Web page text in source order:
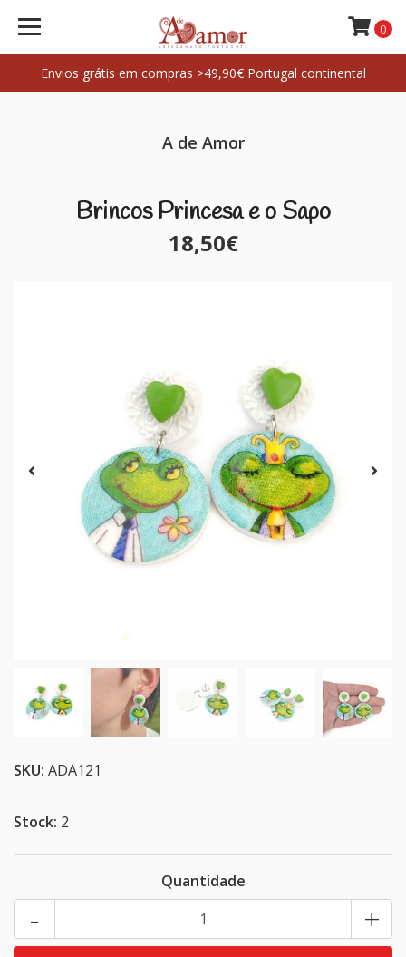
Envios grátis em compras >49,90€ Portugal continental
0
A de Amor
Brincos Princesa e o Sapo
18,50€
SKU: ADA121
Stock: 2
Quantidade
+
-